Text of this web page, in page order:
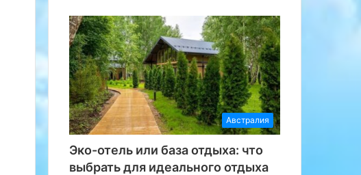
Австралия
Эко-отель или база отдыха: что
выбрать для идеального отдыха